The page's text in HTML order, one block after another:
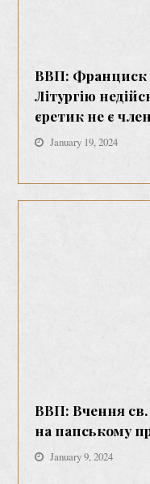
ВВП: Франциск
Літургію
єретик не є
January 19, 2024
ВВП: Вчення св.
на папському
January 9, 2024